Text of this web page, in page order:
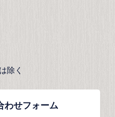
除く
わせフォーム